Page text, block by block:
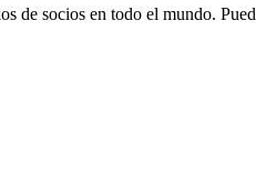
socios en todo el mundo.